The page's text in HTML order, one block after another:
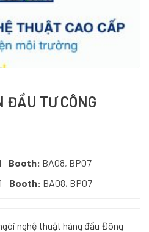
ĐẦU TƯ CÔNG
- Booth: BA08, BP07
- Booth: BA08, BP07
nghệ thuật hàng đầu Đông